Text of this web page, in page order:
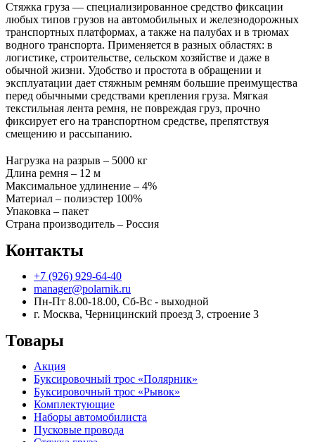
Стяжка груза — специализированное средство фиксации
любых типов грузов на автомобильных и железнодорожных
транспортных платформах, а также на палубах и в трюмах
водного транспорта. Применяется в разных областях: в
логистике, строительстве, сельском хозяйстве и даже в
обычной жизни. Удобство и простота в обращении и
эксплуатации дает стяжным ремням большие преимущества
перед обычными средствами крепления груза. Мягкая
текстильная лента ремня, не повреждая груз, прочно
фиксирует его на транспортном средстве, препятствуя
смещению и рассыпанию.
Нагрузка на разрыв – 5000 кг
Длина ремня – 12 м
Максимальное удлинение – 4%
Материал – полиэстер 100%
Упаковка – пакет
Страна производитель – Россия
Контакты
+7 (926) 929-64-40
manager@polarnik.ru
Пн-Пт 8.00-18.00, Сб-Вс - выходной
г. Москва, Черницинский проезд 3, строение 3
Товары
Акция
Буксировочный трос «Полярник»
Буксировочный трос «Рывок»
Комплектующие
Наборы автомобилиста
Пусковые провода